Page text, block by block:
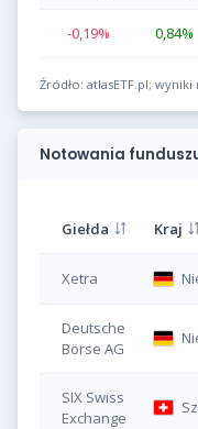
-0,19% 0,84%
Źródło: atlasETF.pl; wyniki
Notowania
Giełda Kraj
Xetra
Deutsche
Börse AG
SIX Swiss
Exchange